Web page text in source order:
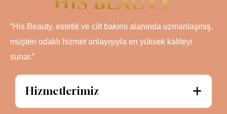
“His Beauty, estetik ve cilt bakımı alanında uzmanlaşmış,
müşteri odaklı hizmet anlayışıyla en yüksek kaliteyi
sunar.”
Hizmetlerimiz